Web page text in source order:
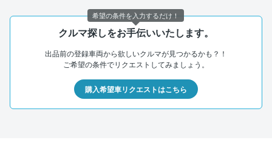
クルマ探しをお手伝いいたします。
出品前の登録車両から欲しいクルマが見つかるかも？！
ご希望の条件でリクエストしてみましょう。
購入希望車リクエストはこちら
希望の条件を入力するだけ！